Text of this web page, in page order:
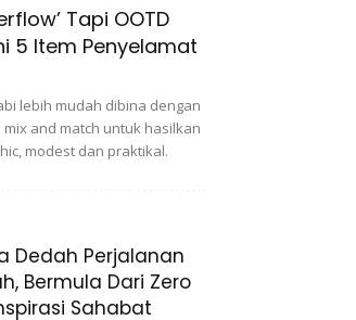
Tapi OOTD
5 Item Penyelamat
lebih mudah dibina dengan
and match untuk hasilkan
modest dan praktikal.
Dedah Perjalanan
Bermula Dari Zero
Sahabat